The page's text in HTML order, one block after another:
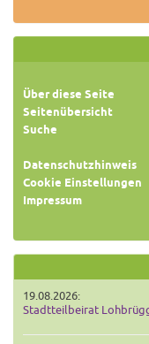
Über diese Seite
Seitenübersicht
Suche
Datenschutzhinweis
Cookie Einstellungen
Impressum
19.08.2026:
Stadtteilbeirat